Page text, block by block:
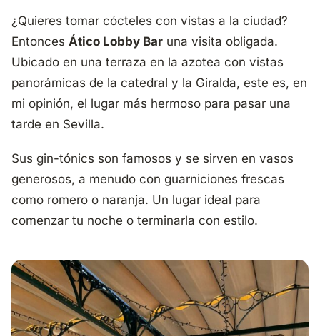
¿Quieres tomar cócteles con vistas a la ciudad?
Entonces Ático Lobby Bar una visita obligada.
Ubicado en una terraza en la azotea con vistas
panorámicas de la catedral y la Giralda, este es, en
mi opinión, el lugar más hermoso para pasar una
tarde en Sevilla.
Sus gin-tónics son famosos y se sirven en vasos
generosos, a menudo con guarniciones frescas
como romero o naranja. Un lugar ideal para
comenzar tu noche o terminarla con estilo.